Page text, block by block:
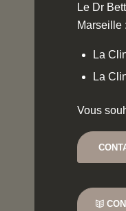
Le Dr
Marseille :
La
La
Vous